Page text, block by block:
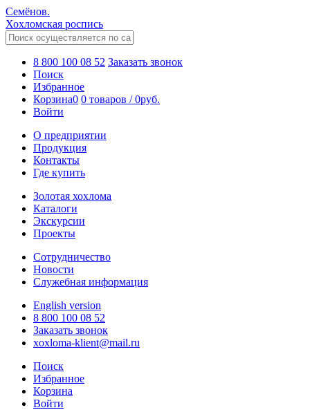
Семёнов.
Хохломская роспись
8 800 100 08 52 Заказать звонок
Поиск
Избранное
Корзина0 0 товаров /0руб.
Войти
О предприятии
Продукция
Контакты
Где купить
Золотая хохлома
Каталоги
Экскурсии
Проекты
Сотрудничество
Новости
Служебная информация
English version
8 800 100 08 52
Заказать звонок
xoxloma-klient@mail.ru
Поиск
Избранное
Корзина
Войти